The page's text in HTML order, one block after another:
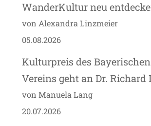
WanderKultur neu
von Alexandra Linzmeier
05.08.2026
Kulturpreis des
Vereins geht an Dr. Richard
von Manuela Lang
20.07.2026